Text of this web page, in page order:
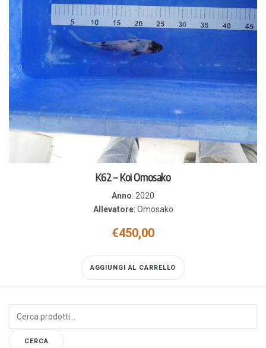
K62 – Koi Omosako
Anno: 2020
Allevatore: Omosako
€450,00
AGGIUNGI AL CARRELLO
CERCA